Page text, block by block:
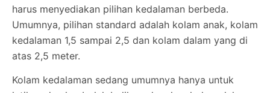
harus menyediakan pilihan kedalaman berbeda.
Umumnya, pilihan standard adalah kolam anak, kolam
kedalaman 1,5 sampai 2,5 dan kolam dalam yang di
atas 2,5 meter.
Kolam kedalaman sedang umumnya hanya untuk